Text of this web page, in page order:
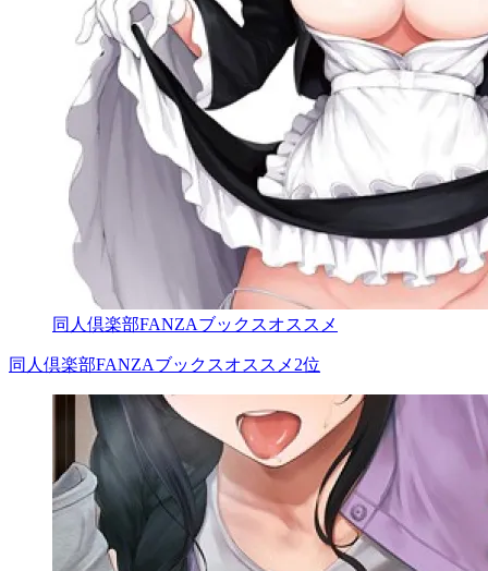
同人倶楽部FANZAブックスオススメ
同人倶楽部FANZAブックスオススメ2位